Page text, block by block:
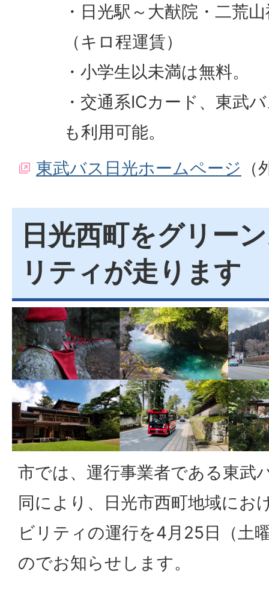
・日光駅～大猷院・二荒
（キロ程運賃）
・小学生以未満は無料。
・交通系ICカード、東武
も利用可能。
東武バス日光ホームページ
日光西町をグリー
リティが走ります
市では、運行事業者である東武
同により、日光市西町地域にお
ビリティの運行を4月25日（土
のでお知らせします。